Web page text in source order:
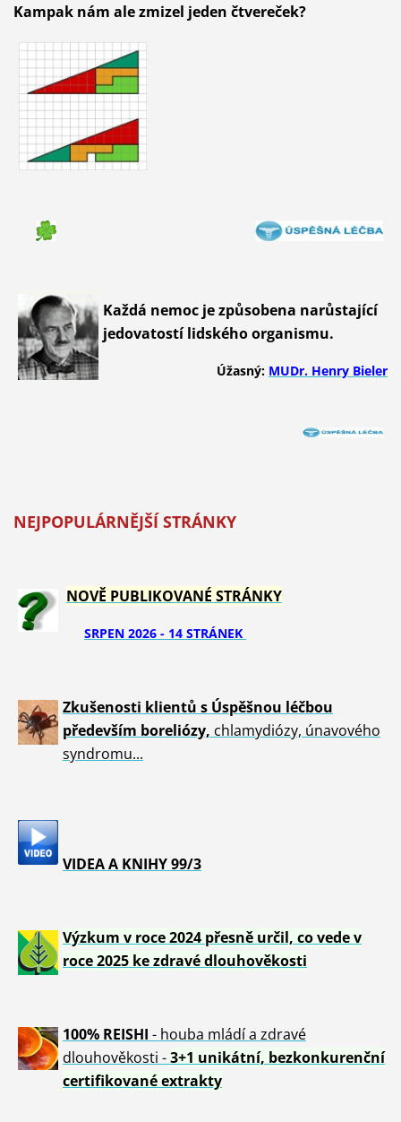
Kampak nám ale zmizel jeden čtvereček?
Každá nemoc je způsobena narůstající
jedovatostí lidského organismu.
Úžasný: MUDr. Henry Bieler
NEJPOPULÁRNĚJŠÍ STRÁNKY
NOVĚ PUBLIKOVANÉ STRÁNKY
SRPEN 2026 - 14 STRÁNEK
Zkušenosti klientů s Úspěšnou léčbou
především boreliózy, chlamydiózy, únavového
syndromu...
VIDEA A KNIHY 99/3
Výzkum v roce 2024 přesně určil, co vede v
roce 2025 ke zdravé dlouhověkosti
100% REISHI - houba mládí a zdravé
dlouhověkosti -3+1 unikátní, bezkonkurenční
certifikované extrakty